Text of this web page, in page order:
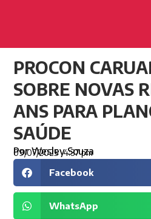
PROCON
SOBRE NOVAS
ANS PARA
SAÚDE
PorWesley Souza
09/07/2025 4:37 pm
Facebook
WhatsApp